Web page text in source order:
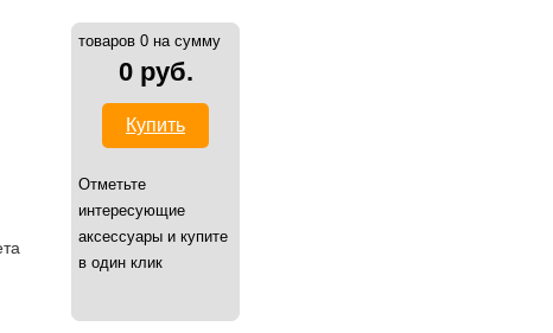
товаров 0 на сумму
0 руб.
Купить
Отметьте
интересующие
аксессуары и купите
в один клик